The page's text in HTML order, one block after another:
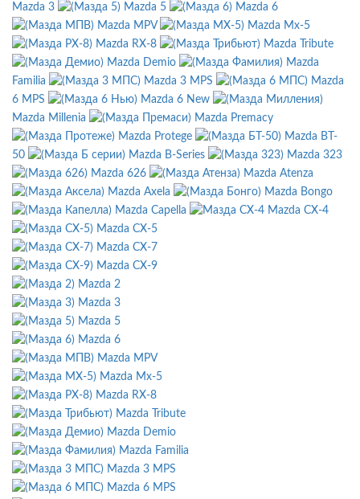
Mazda 3
Mazda 5
Mazda 6
Mazda MPV
Mazda Mx-5
Mazda RX-8
Mazda Tribute
Mazda Demio
Mazda
Familia
Mazda 3 MPS
Mazda
6 MPS
Mazda 6 New
Mazda Millenia
Mazda Premacy
Mazda Protege
Mazda BT-
50
Mazda B-Series
Mazda 323
Mazda 626
Mazda Atenza
Mazda Axela
Mazda Bongo
Mazda Capella
Mazda CX-4
Mazda CX-5
Mazda CX-7
Mazda CX-9
Mazda 2
Mazda 3
Mazda 5
Mazda 6
Mazda MPV
Mazda Mx-5
Mazda RX-8
Mazda Tribute
Mazda Demio
Mazda Familia
Mazda 3 MPS
Mazda 6 MPS